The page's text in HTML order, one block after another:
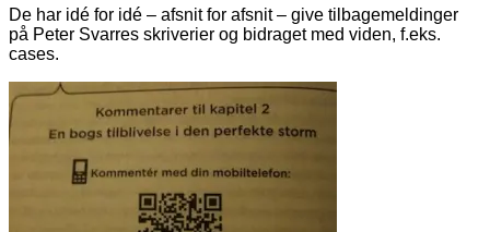
De har idé for idé – afsnit for afsnit – give tilbagemeldinger
på Peter Svarres skriverier og bidraget med viden, f.eks.
cases.